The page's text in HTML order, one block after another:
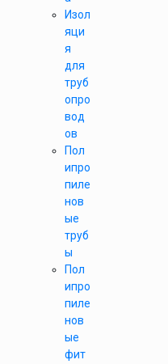
Изол
яци
я
для
труб
опро
вод
ов
Пол
ипро
пиле
нов
ые
труб
ы
Пол
ипро
пиле
нов
ые
фит